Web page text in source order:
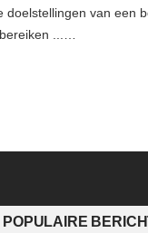
doelstellingen van een
...…
POPULAIRE